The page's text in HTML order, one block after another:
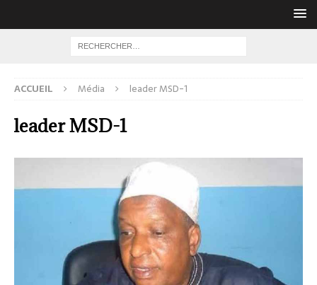
ACCUEIL Média leader MSD-1
leader MSD-1